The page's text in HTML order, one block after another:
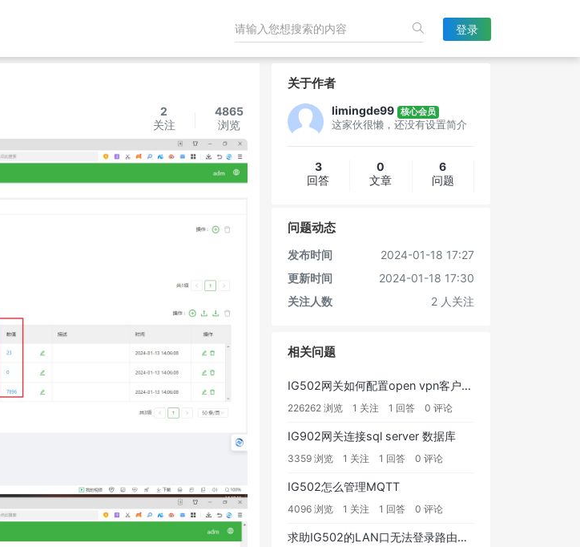
登录
2
关注
4865
浏览
关于作者
limingde99 核心会员
这家伙很懒，还没有设置简介
3
回答
0
文章
6
问题
问题动态
发布时间
2024-01-18 17:27
更新时间
2024-01-18 17:30
关注人数
2 人关注
相关问题
IG502网关如何配置open vpn客户端？
226262 浏览 1 关注 1 回答 0 评论
IG902网关连接sql server 数据库
3359 浏览 1 关注 1 回答 0 评论
IG502怎么管理MQTT
4096 浏览 1 关注 1 回答 0 评论
求助IG502的LAN口无法登录路由器配置页面